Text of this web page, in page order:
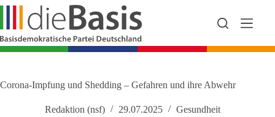
Zum
springen
Corona-Impfung und Shedding – Gefahren und ihre Abwehr
Redaktion (nsf) 29.07.2025 Gesundheit